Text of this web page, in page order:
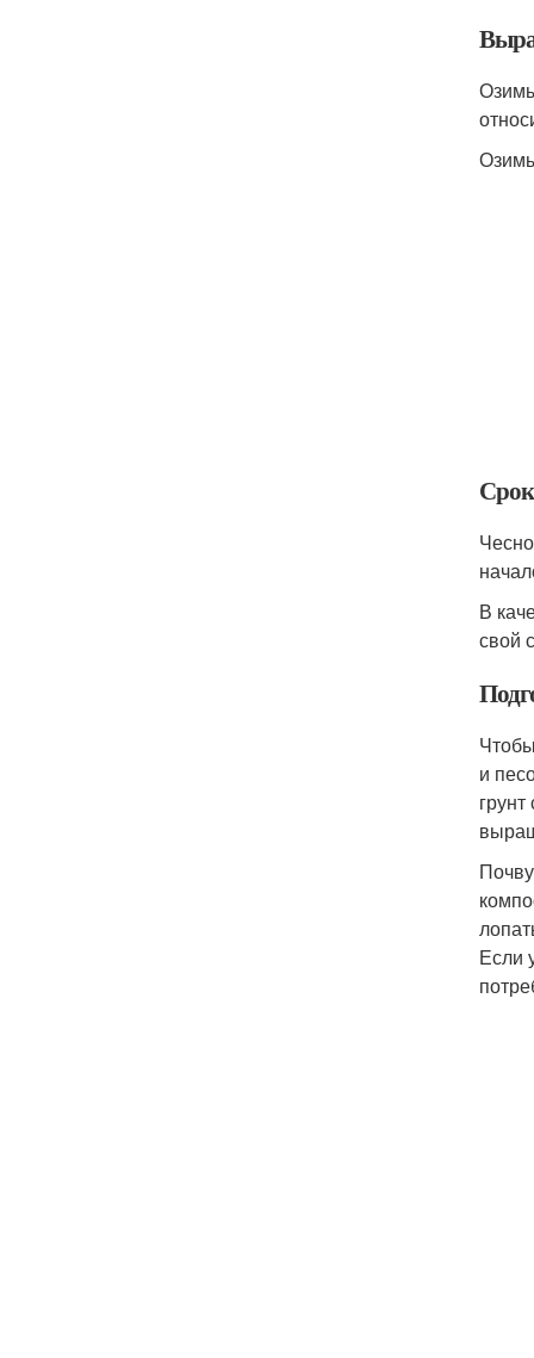
В
свой
и
Если